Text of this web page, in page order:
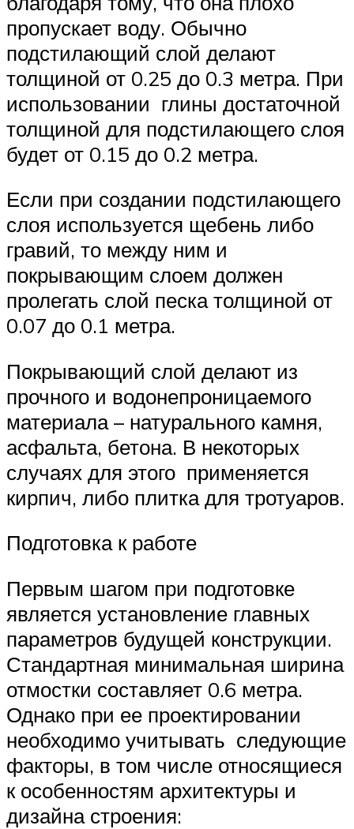
пропускает воду. Обычно
подстилающий слой делают
толщиной от 0.25 до 0.3 метра. При
использовании глины достаточной
толщиной для подстилающего слоя
будет от 0.15 до 0.2 метра.
Если при создании подстилающего
слоя используется щебень либо
гравий, то между ним и
покрывающим слоем должен
пролегать слой песка толщиной от
0.07 до 0.1 метра.
Покрывающий слой делают из
прочного и водонепроницаемого
материала – натурального камня,
асфальта, бетона. В некоторых
случаях для этого применяется
кирпич, либо плитка для тротуаров.
Подготовка к работе
Первым шагом при подготовке
является установление главных
параметров будущей конструкции.
Стандартная минимальная ширина
отмостки составляет 0.6 метра.
Однако при ее проектировании
необходимо учитывать следующие
факторы, в том числе относящиеся
к особенностям архитектуры и
дизайна строения: